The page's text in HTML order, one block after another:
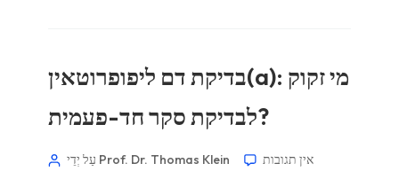
בדיקת דם ליפופרוטאין(a): מי זקוק
לבדיקת סקר חד-פעמית?
עַל יְדֵי Prof. Dr. Thomas Klein אין תגובות